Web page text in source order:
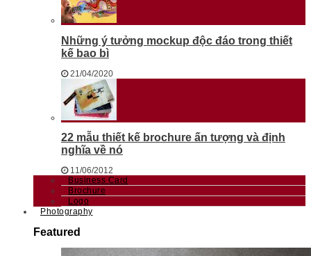
Những ý tưởng mockup độc đáo trong thiết
kế bao bì
21/04/2020
22 mẫu thiết kế brochure ấn tượng và định
nghĩa về nó
11/06/2012
Business Card
Brochure
Logo
Photography
Featured